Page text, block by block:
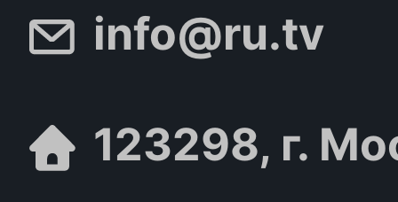
info@ru.tv
123298, г.